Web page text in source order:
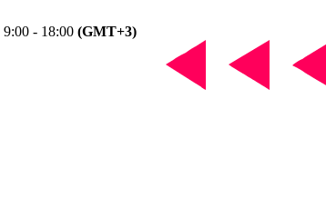
9:00 - 18:00 (GMT+3)